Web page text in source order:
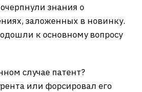
знания о
заложенных в новинку.
к основному вопросу
случае патент?
или форсировал его